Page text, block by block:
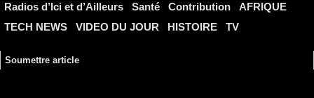
Radios d’Ici et d’Ailleurs
Santé Contribution
AFRIQUE
TECH NEWS
VIDEO DU JOUR HISTOIRE TV
Soumettre article